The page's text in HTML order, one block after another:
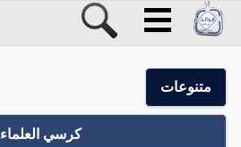
متنوعات
كرسي العلماء